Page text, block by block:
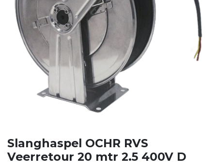
Slanghaspel OCHR RVS
Veerretour 20 mtr 2.5 400V D